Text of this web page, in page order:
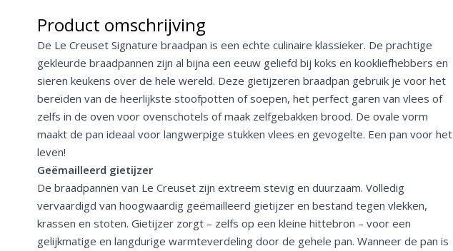
Product omschrijving
De Le Creuset Signature braadpan is een echte culinaire klassieker. De prachtige
gekleurde braadpannen zijn al bijna een eeuw geliefd bij koks en kookliefhebbers en
sieren keukens over de hele wereld. Deze gietijzeren braadpan gebruik je voor het
bereiden van de heerlijkste stoofpotten of soepen, het perfect garen van vlees of
zelfs in de oven voor ovenschotels of maak zelfgebakken brood. De ovale vorm
maakt de pan ideaal voor langwerpige stukken vlees en gevogelte. Een pan voor het
leven!
Geëmailleerd gietijzer
De braadpannen van Le Creuset zijn extreem stevig en duurzaam. Volledig
vervaardigd van hoogwaardig geëmailleerd gietijzer en bestand tegen vlekken,
krassen en stoten. Gietijzer zorgt – zelfs op een kleine hittebron – voor een
gelijkmatige en langdurige warmteverdeling door de gehele pan. Wanneer de pan is